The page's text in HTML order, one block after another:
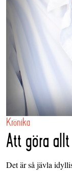
Krönika
Att göra
Det är så jävla